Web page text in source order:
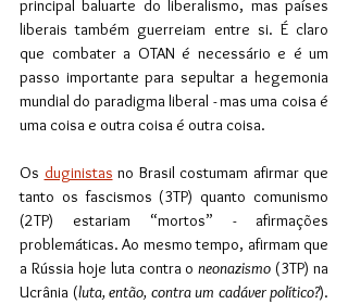
principal baluarte do liberalismo, mas países
liberais também guerreiam entre si. É claro
que combater a OTAN é necessário e é um
passo importante para sepultar a hegemonia
mundial do paradigma liberal - mas uma coisa é
uma coisa e outra coisa é outra coisa.
Os duginistas no Brasil costumam afirmar que
tanto os fascismos (3TP) quanto comunismo
(2TP) estariam “mortos” - afirmações
problemáticas. Ao mesmo tempo, afirmam que
a Rússia hoje luta contra o neonazismo (3TP) na
Ucrânia (luta, então, contra um cadáver político?).